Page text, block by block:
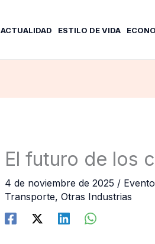
ACTUALIDAD ESTILO DE VIDA
El futuro de los
4 de noviembre de 2025 /
Transporte, Otras Industrias